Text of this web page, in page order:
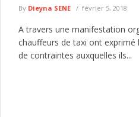
By Dieyna SENE février 5, 2018
A travers une manifestation
chauffeurs de taxi ont exprimé
de contraintes auxquelles ils...